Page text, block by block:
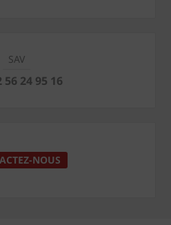
SAV
56 24 95 16
NOUS